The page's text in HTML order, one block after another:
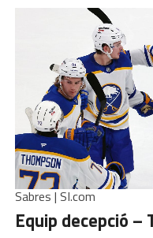
Sabres | SI.com
Equip decepció